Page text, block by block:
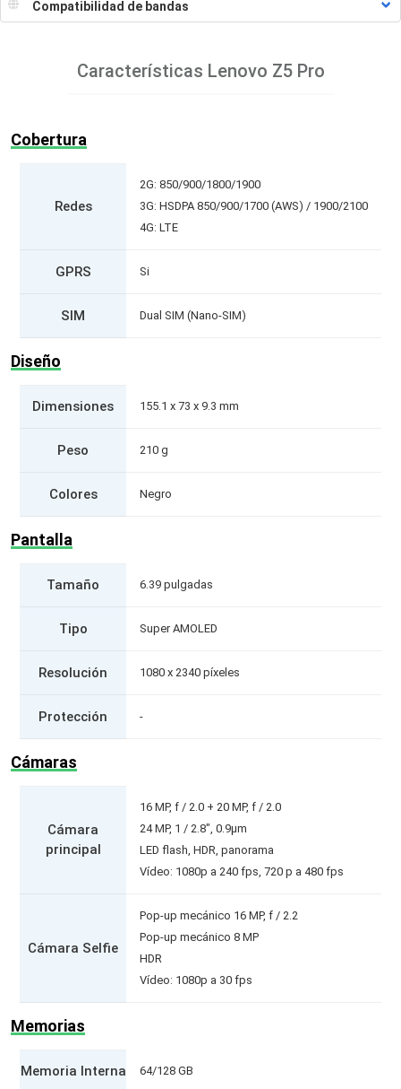
Características Lenovo Z5 Pro
Cobertura
Redes
2G: 850/900/1800/1900
3G: HSDPA 850/900/1700 (AWS) / 1900/2100
4G: LTE
GPRS Si
SIM Dual SIM (Nano-SIM)
Diseño
Dimensiones 155.1 x 73 x 9.3 mm
Peso 210 g
Colores Negro
Pantalla
Tamaño 6.39 pulgadas
Tipo Super AMOLED
Resolución 1080 x 2340 píxeles
Protección -
Cámaras
Cámara
principal
16 MP, f / 2.0 + 20 MP, f / 2.0
24 MP, 1 / 2.8", 0.9µm
LED flash, HDR, panorama
Vídeo: 1080p a 240 fps, 720 p a 480 fps
Cámara Selfie
Pop-up mecánico 16 MP, f / 2.2
Pop-up mecánico 8 MP
HDR
Vídeo: 1080p a 30 fps
Memorias
Memoria Interna 64/128 GB